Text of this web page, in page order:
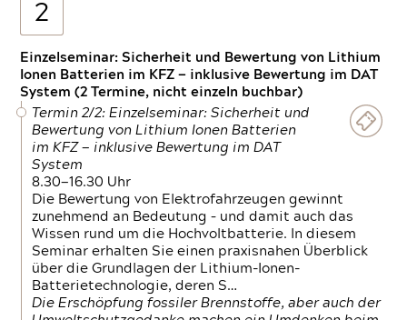
2
Einzelseminar: Sicherheit und Bewertung von Lithium
Ionen Batterien im KFZ — inklusive Bewertung im DAT
System (2 Termine, nicht einzeln buchbar)
Termin 2/2: Einzelseminar: Sicherheit und
Bewertung von Lithium Ionen Batterien
im KFZ — inklusive Bewertung im DAT
System
8.30—16.30 Uhr
Die Bewertung von Elektrofahrzeugen gewinnt
zunehmend an Bedeutung – und damit auch das
Wissen rund um die Hochvoltbatterie. In diesem
Seminar erhalten Sie einen praxisnahen Überblick
über die Grundlagen der Lithium-Ionen-
Batterietechnologie, deren S…
Die Erschöpfung fossiler Brennstoffe, aber auch der